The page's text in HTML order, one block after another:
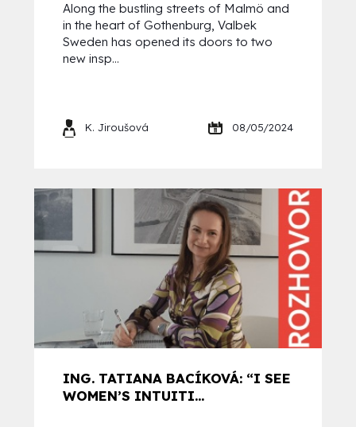
Along the bustling streets of Malmö and
in the heart of Gothenburg, Valbek
Sweden has opened its doors to two
new insp...
K. Jiroušová 08/05/2024
ING. TATIANA BACÍKOVÁ: “I SEE
WOMEN’S INTUITI...